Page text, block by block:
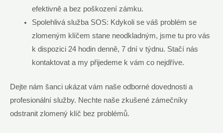
efektivně a bez poškození zámku.
Spolehlivá služba SOS: Kdykoli se váš problém se
zlomeným klíčem stane neodkladným, jsme tu pro vás
k dispozici 24 hodin denně, 7 dní v týdnu. Stačí nás
kontaktovat a my přijedeme k vám co nejdříve.
Dejte nám šanci ukázat vám naše odborné dovednosti a
profesionální služby. Nechte naše zkušené zámečníky
odstranit zlomený klíč bez problémů.